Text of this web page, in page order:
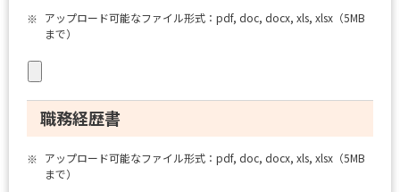
※ アップロード可能なファイル形式：pdf, doc, docx, xls, xlsx（5MB
まで）
職務経歴書
※ アップロード可能なファイル形式：pdf, doc, docx, xls, xlsx（5MB
まで）